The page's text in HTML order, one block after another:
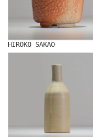
HIROKO SAKAO